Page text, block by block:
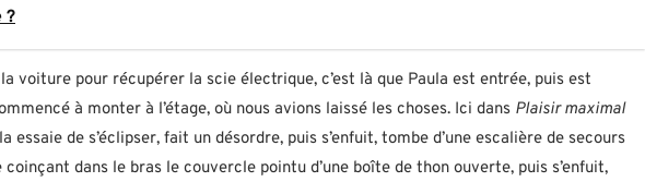
?
voiture pour récupérer la scie électrique, c’est là que Paula est entrée, puis est
à monter à l’étage, où nous avions laissé les choses. Ici dans Plaisir maximal
essaie de s’éclipser, fait un désordre, puis s’enfuit, tombe d’une escalière de secours
coinçant dans le bras le couvercle pointu d’une boîte de thon ouverte, puis s’enfuit,